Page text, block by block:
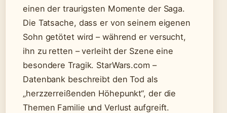
einen der traurigsten Momente der Saga.
Die Tatsache, dass er von seinem eigenen
Sohn getötet wird – während er versucht,
ihn zu retten – verleiht der Szene eine
besondere Tragik. StarWars.com –
Datenbank beschreibt den Tod als
„herzzerreißenden Höhepunkt“, der die
Themen Familie und Verlust aufgreift.